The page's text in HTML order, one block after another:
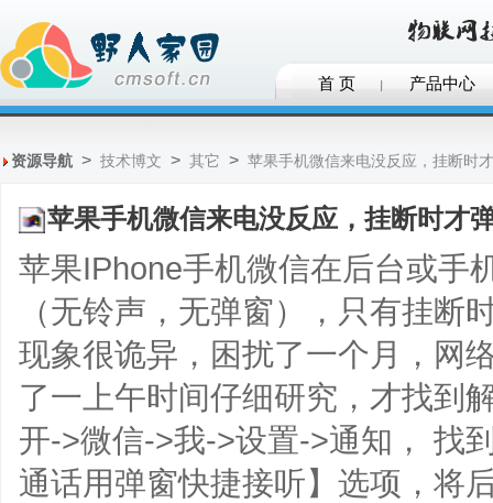
首 页 产品中心
资源导航 > 技术博文 > 其它 > 苹果手机微信来电没反应，挂断时
苹果手机微信来电没反应，挂断时才
苹果IPhone手机微信在后台或手
（无铃声，无弹窗），只有挂断
现象很诡异，困扰了一个月，网
了一上午时间仔细研究，才找到
开->微信->我->设置->通知， 找
通话用弹窗快捷接听】选项，将